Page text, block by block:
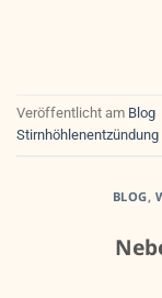
Veröffentlicht am Blog
Stirnhöhlenentzündung
BLOG,